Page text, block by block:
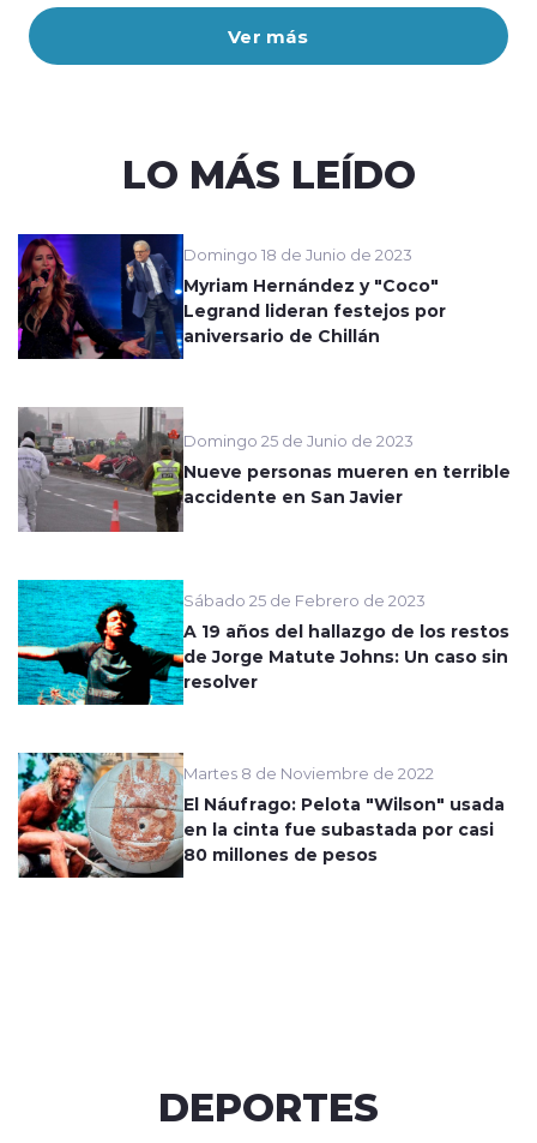
Ver más
LO MÁS LEÍDO
Domingo 18 de Junio de 2023
Myriam Hernández y "Coco"
Legrand lideran festejos por
aniversario de Chillán
Domingo 25 de Junio de 2023
Nueve personas mueren en terrible
accidente en San Javier
Sábado 25 de Febrero de 2023
A 19 años del hallazgo de los restos
de Jorge Matute Johns: Un caso sin
resolver
Martes 8 de Noviembre de 2022
El Náufrago: Pelota "Wilson" usada
en la cinta fue subastada por casi
80 millones de pesos
DEPORTES